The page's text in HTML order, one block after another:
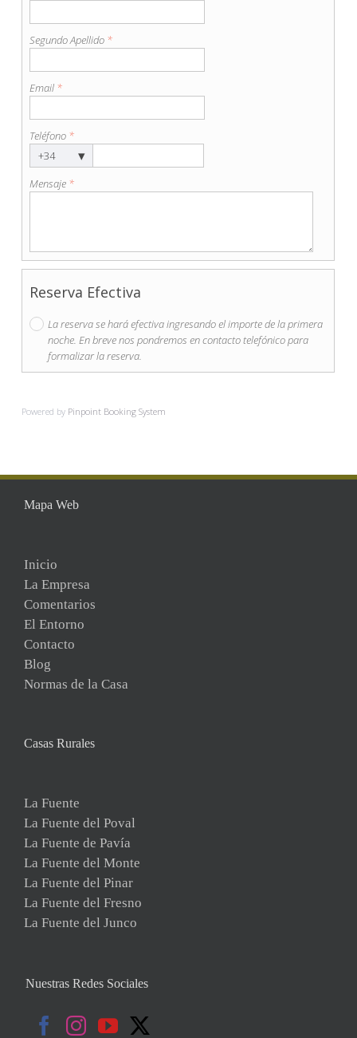
Segundo Apellido *
Email *
Teléfono *
+34
▾
Mensaje *
Reserva Efectiva
La reserva se hará efectiva ingresando el importe de la primera
noche. En breve nos pondremos en contacto telefónico para
formalizar la reserva.
Powered by Pinpoint Booking System
Mapa Web
Inicio
La Empresa
Comentarios
El Entorno
Contacto
Blog
Normas de la Casa
Casas Rurales
La Fuente
La Fuente del Poval
La Fuente de Pavía
La Fuente del Monte
La Fuente del Pinar
La Fuente del Fresno
La Fuente del Junco
Nuestras Redes Sociales